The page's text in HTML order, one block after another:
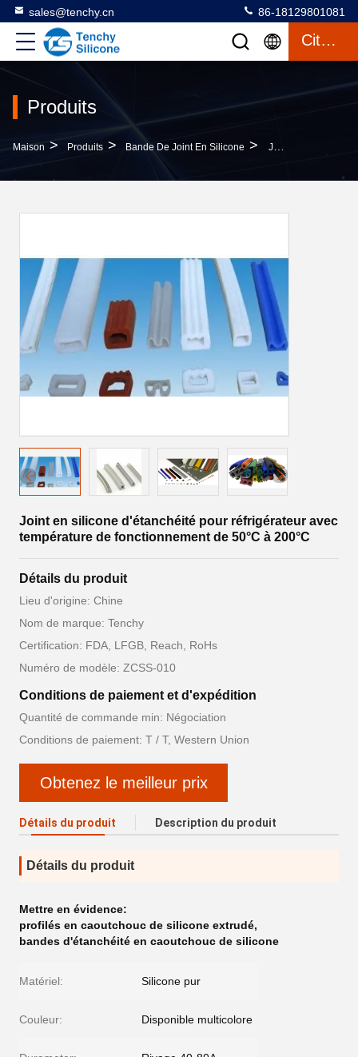
sales@tenchy.cn 86-18129801081
Citation
Produits
Maison > Produits > Bande De Joint En Silicone > Joint En Silicone D'étanchéité Pour Réfrigérateur Avec Température De Fonctionnement De 50°C À 200°C
Joint en silicone d'étanchéité pour réfrigérateur avec
température de fonctionnement de 50°C à 200°C
Détails du produit
Lieu d'origine: Chine
Nom de marque: Tenchy
Certification: FDA, LFGB, Reach, RoHs
Numéro de modèle: ZCSS-010
Conditions de paiement et d'expédition
Quantité de commande min: Négociation
Conditions de paiement: T / T, Western Union
Obtenez le meilleur prix
Détails du produit Description du produit
Détails du produit
Mettre en évidence:
profilés en caoutchouc de silicone extrudé,
bandes d'étanchéité en caoutchouc de silicone
Matériel: Silicone pur
Couleur: Disponible multicolore